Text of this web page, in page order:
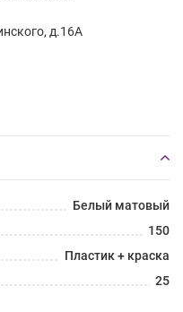
д.16А
Белый матовый
150
Пластик + краска
25